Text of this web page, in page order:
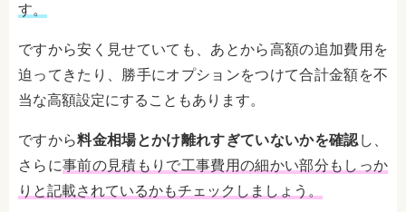
す。
ですから安く見せていても、あとから高額の追加費用を
迫ってきたり、勝手にオプションをつけて合計金額を不
当な高額設定にすることもあります。
ですから料金相場とかけ離れすぎていないかを確認し、
さらに事前の見積もりで工事費用の細かい部分もしっか
りと記載されているかもチェックしましょう。